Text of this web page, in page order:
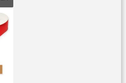
Lägg till i favoriter